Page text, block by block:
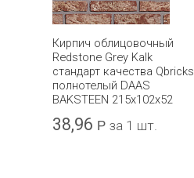
Кирпич облицовочный
Redstone Grey Kalk
стандарт качества Qbricks
полнотелый DAAS
BAKSTEEN 215x102x52
38,96 Р за 1 шт.